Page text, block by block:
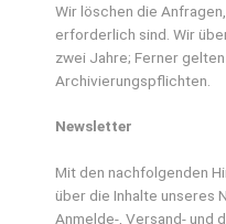
Wir löschen die
erforderlich sind. Wir
zwei Jahre; Ferner
Archivierungspflichten.
Newsletter
Mit den nachfolgenden
über die Inhalte unseres
Anmelde-, Versand- und